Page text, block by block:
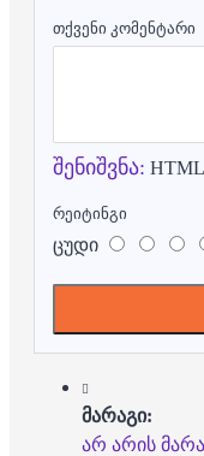
თქვენი კომენტარი
შენიშვნა:
რეიტინგი
ცუდი
მარაგი:
არ არის